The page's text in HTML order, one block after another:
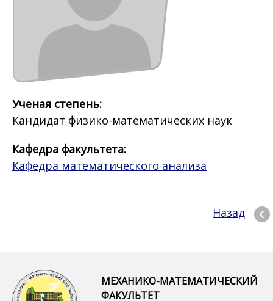
Ученая степень:
Кандидат физико-математических наук
Кафедра факультета:
Кафедра математического анализа
Назад
МЕХАНИКО-МАТЕМАТИЧЕСКИЙ
ФАКУЛЬТЕТ